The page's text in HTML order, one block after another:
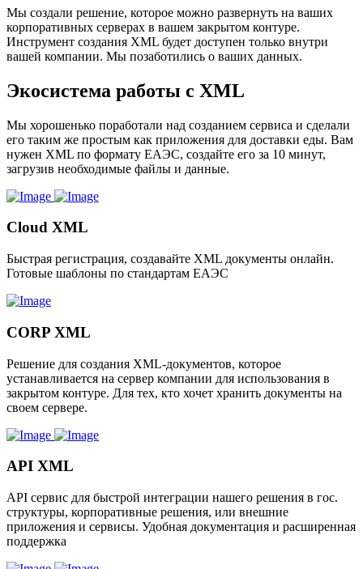
Мы создали решение, которое можно развернуть на ваших
корпоративных серверах в вашем закрытом контуре.
Инструмент создания XML будет доступен только внутри
вашей компании. Мы позаботились о ваших данных.
Экосистема работы с XML
Мы хорошенько поработали над созданием сервиса и сделали
его таким же простым как приложения для доставки еды. Вам
нужен XML по формату ЕАЭС, создайте его за 10 минут,
загрузив необходимые файлы и данные.
Cloud XML
Быстрая регистрация, создавайте XML документы онлайн.
Готовые шаблоны по стандартам ЕАЭС
CORP XML
Решение для создания XML-документов, которое
устанавливается на сервер компании для использования в
закрытом контуре. Для тех, кто хочет хранить документы на
своем сервере.
API XML
API сервис для быстрой интеграции нашего решения в гос.
структуры, корпоративные решения, или внешние
приложения и сервисы. Удобная документация и расширенная
поддержка